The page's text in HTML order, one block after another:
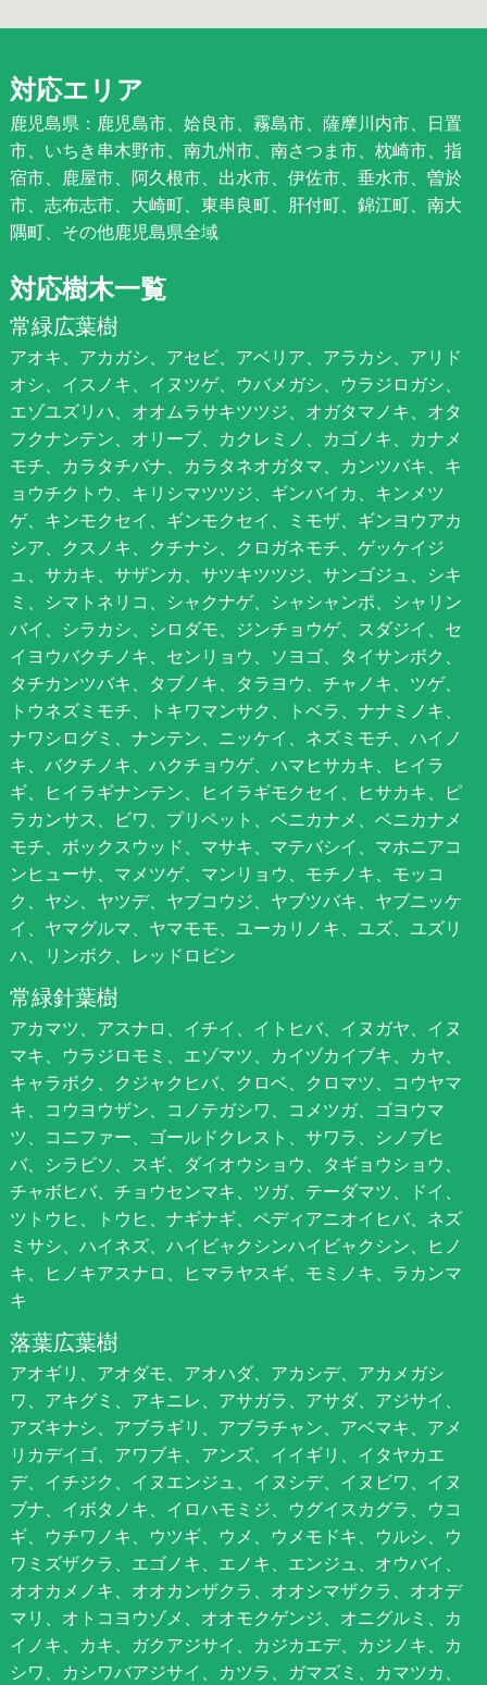
対応エリア
鹿児島県：鹿児島市、姶良市、霧島市、薩摩川内市、日置
市、いちき串木野市、南九州市、南さつま市、枕崎市、指
宿市、鹿屋市、阿久根市、出水市、伊佐市、垂水市、曽於
市、志布志市、大崎町、東串良町、肝付町、錦江町、南大
隅町、その他鹿児島県全域
対応樹木一覧
常緑広葉樹
アオキ、アカガシ、アセビ、アベリア、アラカシ、アリド
オシ、イスノキ、イヌツゲ、ウバメガシ、ウラジロガシ、
エゾユズリハ、オオムラサキツツジ、オガタマノキ、オタ
フクナンテン、オリーブ、カクレミノ、カゴノキ、カナメ
モチ、カラタチバナ、カラタネオガタマ、カンツバキ、キ
ョウチクトウ、キリシマツツジ、ギンバイカ、キンメツ
ゲ、キンモクセイ、ギンモクセイ、ミモザ、ギンヨウアカ
シア、クスノキ、クチナシ、クロガネモチ、ゲッケイジ
ュ、サカキ、サザンカ、サツキツツジ、サンゴジュ、シキ
ミ、シマトネリコ、シャクナゲ、シャシャンポ、シャリン
バイ、シラカシ、シロダモ、ジンチョウゲ、スダジイ、セ
イヨウバクチノキ、センリョウ、ソヨゴ、タイサンボク、
タチカンツバキ、タブノキ、タラヨウ、チャノキ、ツゲ、
トウネズミモチ、トキワマンサク、トベラ、ナナミノキ、
ナワシログミ、ナンテン、ニッケイ、ネズミモチ、ハイノ
キ、バクチノキ、ハクチョウゲ、ハマヒサカキ、ヒイラ
ギ、ヒイラギナンテン、ヒイラギモクセイ、ヒサカキ、ピ
ラカンサス、ビワ、プリペット、ベニカナメ、ベニカナメ
モチ、ボックスウッド、マサキ、マテバシイ、マホニアコ
ンヒューサ、マメツゲ、マンリョウ、モチノキ、モッコ
ク、ヤシ、ヤツデ、ヤブコウジ、ヤブツバキ、ヤブニッケ
イ、ヤマグルマ、ヤマモモ、ユーカリノキ、ユズ、ユズリ
ハ、リンボク、レッドロビン
常緑針葉樹
アカマツ、アスナロ、イチイ、イトヒバ、イヌガヤ、イヌ
マキ、ウラジロモミ、エゾマツ、カイヅカイブキ、カヤ、
キャラボク、クジャクヒバ、クロベ、クロマツ、コウヤマ
キ、コウヨウザン、コノテガシワ、コメツガ、ゴヨウマ
ツ、コニファー、ゴールドクレスト、サワラ、シノブヒ
バ、シラビソ、スギ、ダイオウショウ、タギョウショウ、
チャボヒバ、チョウセンマキ、ツガ、テーダマツ、ドイ、
ツトウヒ、トウヒ、ナギナギ、ペディアニオイヒバ、ネズ
ミサシ、ハイネズ、ハイビャクシンハイビャクシン、ヒノ
キ、ヒノキアスナロ、ヒマラヤスギ、モミノキ、ラカンマ
キ
落葉広葉樹
アオギリ、アオダモ、アオハダ、アカシデ、アカメガシ
ワ、アキグミ、アキニレ、アサガラ、アサダ、アジサイ、
アズキナシ、アブラギリ、アブラチャン、アベマキ、アメ
リカデイゴ、アワブキ、アンズ、イイギリ、イタヤカエ
デ、イチジク、イヌエンジュ、イヌシデ、イヌビワ、イヌ
ブナ、イボタノキ、イロハモミジ、ウグイスカグラ、ウコ
ギ、ウチワノキ、ウツギ、ウメ、ウメモドキ、ウルシ、ウ
ワミズザクラ、エゴノキ、エノキ、エンジュ、オウバイ、
オオカメノキ、オオカンザクラ、オオシマザクラ、オオデ
マリ、オトコヨウゾメ、オオモクゲンジ、オニグルミ、カ
イノキ、カキ、ガクアジサイ、カジカエデ、カジノキ、カ
シワ、カシワバアジサイ、カツラ、ガマズミ、カマツカ、